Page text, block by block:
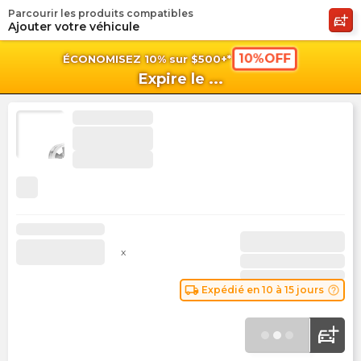
ÉCONOMISEZ 10% sur $500+* 10%OFF
Expire le ...
Parcourir les produits compatibles
Ajouter votre véhicule
x
local_shipping Expédié en 10 à 15 jours help_outline
shopping_cart